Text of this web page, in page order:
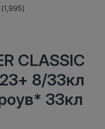
CLASSIC
8/33кл
33кл